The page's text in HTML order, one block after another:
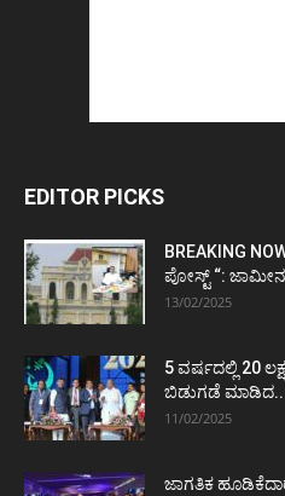
EDITOR PICKS
BREAKING
ಪೋಸ್ಟ್‌ “:
13/02/2025
5 ವರ್ಷದಲ್ಲಿ 20
ಬಿಡುಗಡೆ
11/02/2025
ಜಾಗತಿಕ